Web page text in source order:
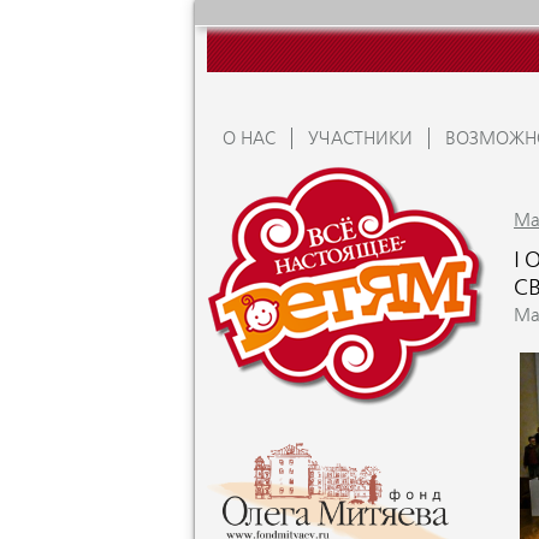
О НАС УЧАСТНИКИ
I